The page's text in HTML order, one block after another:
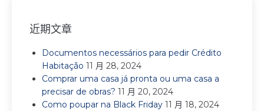
近期文章
Documentos necessários para pedir Crédito
Habitação 11 月 28, 2024
Comprar uma casa já pronta ou uma casa a
precisar de obras? 11 月 20, 2024
Como poupar na Black Friday 11 月 18, 2024